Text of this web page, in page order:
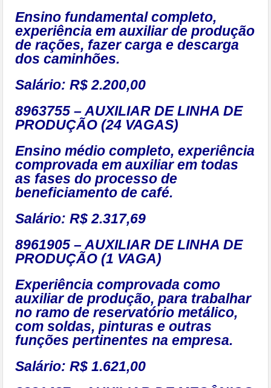
Ensino fundamental completo,
experiência em auxiliar de produção
de rações, fazer carga e descarga
dos caminhões.
Salário: R$ 2.200,00
8963755 – AUXILIAR DE LINHA DE
PRODUÇÃO (24 VAGAS)
Ensino médio completo, experiência
comprovada em auxiliar em todas
as fases do processo de
beneficiamento de café.
Salário: R$ 2.317,69
8961905 – AUXILIAR DE LINHA DE
PRODUÇÃO (1 VAGA)
Experiência comprovada como
auxiliar de produção, para trabalhar
no ramo de reservatório metálico,
com soldas, pinturas e outras
funções pertinentes na empresa.
Salário: R$ 1.621,00